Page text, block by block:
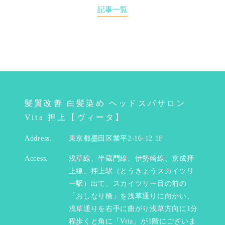
記事一覧
髪質改善 白髪染め ヘッドスパサロン
Vita 押上【ヴィータ】
Address. 東京都墨田区業平2-16-12 1F
Access.
浅草線、半蔵門線、伊勢崎線、京成押
上線、押上駅（とうきょうスカイツリ
ー駅）出て、スカイツリー目の前の
「おしなり橋」を浅草通りに向かい、
浅草通りを右手に曲がり浅草方向に1分
程歩くと角に「Vita」が1階にございま